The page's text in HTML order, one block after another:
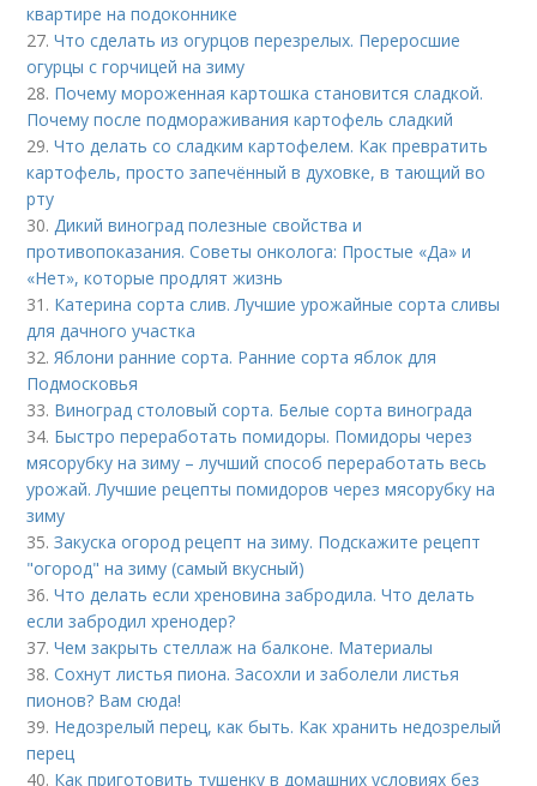
квартире на подоконнике
27.Что сделать из огурцов перезрелых. Переросшие
огурцы с горчицей на зиму
28. Почему мороженная картошка становится сладкой.
Почему после подмораживания картофель сладкий
29.Что делать со сладким картофелем. Как превратить
картофель, просто запечённый в духовке, в тающий во
рту
30. Дикий виноград полезные свойства и
противопоказания. Советы онколога: Простые «Да» и
«Нет», которые продлят жизнь
31. Катерина сорта слив. Лучшие урожайные сорта сливы
для дачного участка
32. Яблони ранние сорта. Ранние сорта яблок для
Подмосковья
33. Виноград столовый сорта. Белые сорта винограда
34. Быстро переработать помидоры. Помидоры через
мясорубку на зиму – лучший способ переработать весь
урожай. Лучшие рецепты помидоров через мясорубку на
зиму
35.Закуска огород рецепт на зиму. Подскажите рецепт
"огород" на зиму (самый вкусный)
36.Что делать если хреновина забродила. Что делать
если забродил хренодер?
37.Чем закрыть стеллаж на балконе. Материалы
38.Сохнут листья пиона. Засохли и заболели листья
пионов? Вам сюда!
39. Недозрелый перец, как быть. Как хранить недозрелый
перец
40. Как приготовить тушенку в домашних условиях без